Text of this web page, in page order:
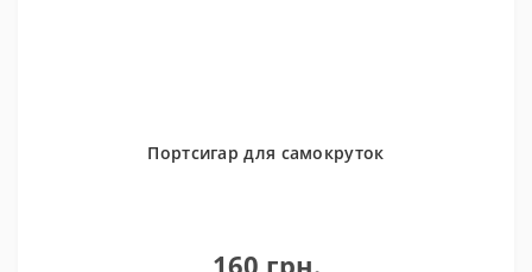
Портсигар для самокруток
160 грн.